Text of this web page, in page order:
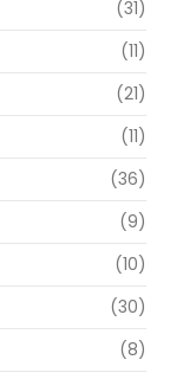
(31)
(11)
(21)
(11)
(36)
(9)
(10)
(30)
(8)